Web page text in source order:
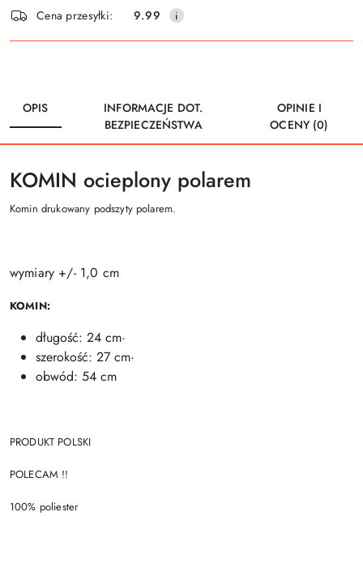
Cena przesyłki:
9.99
OPIS
INFORMACJE DOT.
BEZPIECZEŃSTWA
OPINIE I
OCENY (0)
KOMIN ocieplony polarem
Komin drukowany podszyty polarem.
wymiary +/- 1,0 cm
KOMIN:
długość: 24 cm·
szerokość: 27 cm·
obwód: 54 cm
PRODUKT POLSKI
POLECAM !!
100% poliester